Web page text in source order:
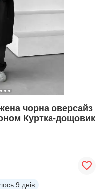
чорна оверсайз
Куртка-дощовик
9 днів